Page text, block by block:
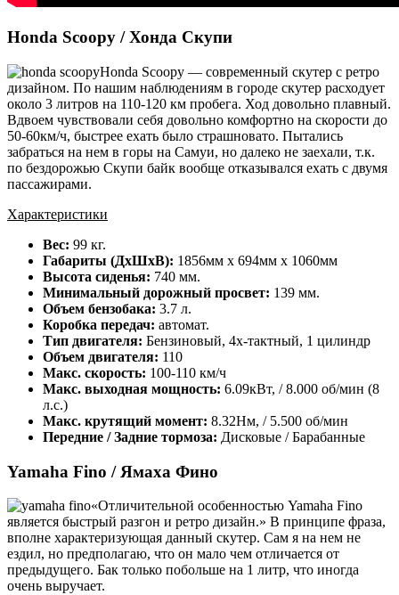
Honda Scoopy / Хонда Скупи
Honda Scoopy — современный скутер с ретро
дизайном. По нашим наблюдениям в городе скутер расходует
около 3 литров на 110-120 км пробега. Ход довольно плавный.
Вдвоем чувствовали себя довольно комфортно на скорости до
50-60км/ч, быстрее ехать было страшновато. Пытались
забраться на нем в горы на Самуи, но далеко не заехали, т.к.
по бездорожью Скупи байк вообще отказывался ехать с двумя
пассажирами.
Характеристики
Вес: 99 кг.
Габариты (ДхШхВ): 1856мм х 694мм х 1060мм
Высота сиденья: 740 мм.
Минимальный дорожный просвет: 139 мм.
Объем бензобака: 3.7 л.
Коробка передач: автомат.
Тип двигателя: Бензиновый, 4х-тактный, 1 цилиндр
Объем двигателя: 110
Макс. скорость: 100-110 км/ч
Макс. выходная мощность: 6.09кВт, / 8.000 об/мин (8
л.с.)
Макс. крутящий момент: 8.32Нм, / 5.500 об/мин
Передние / Задние тормоза: Дисковые / Барабанные
Yamaha Fino / Ямаха Фино
«Отличительной особенностью Yamaha Fino
является быстрый разгон и ретро дизайн.» В принципе фраза,
вполне характеризующая данный скутер. Сам я на нем не
ездил, но предполагаю, что он мало чем отличается от
предыдущего. Бак только побольше на 1 литр, что иногда
очень выручает.